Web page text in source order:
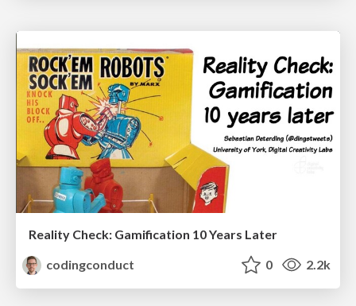
Reality Check: Gamification 10 Years Later
codingconduct
0 2.2k